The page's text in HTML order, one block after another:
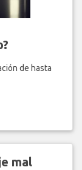
de hasta
mal